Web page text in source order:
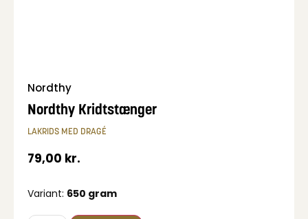
Nordthy
Nordthy Kridtstænger
LAKRIDS MED DRAGÉ
79,00 kr.
Variant: 650 gram